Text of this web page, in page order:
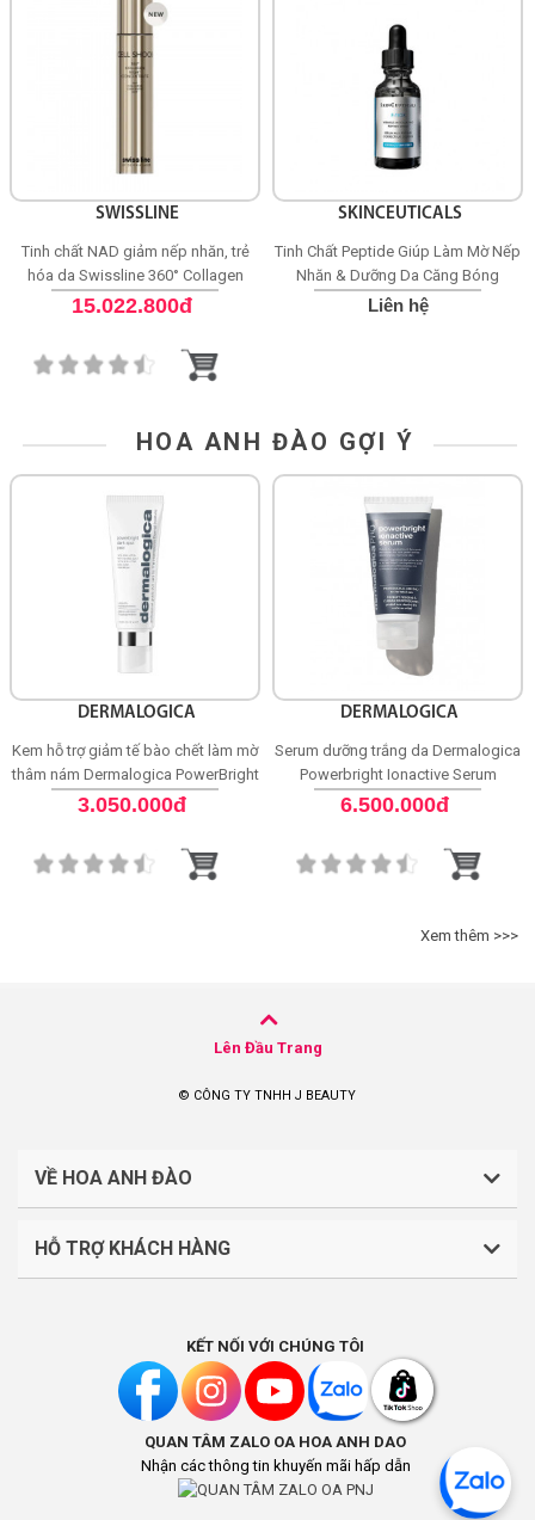
SWISSLINE
Tinh chất NAD giảm nếp nhăn, trẻ
hóa da Swissline 360° Collagen
Night Concentrate
15.022.800đ
SKINCEUTICALS
Tinh Chất Peptide Giúp Làm Mờ Nếp
Nhăn & Dưỡng Da Căng Bóng
SkinCeuticals P-TIOX
Liên hệ
HOA ANH ĐÀO GỢI Ý
DERMALOGICA
Kem hỗ trợ giảm tế bào chết làm mờ
thâm nám Dermalogica PowerBright
Dark Spot Peel
3.050.000đ
DERMALOGICA
Serum dưỡng trắng da Dermalogica
Powerbright Ionactive Serum
6.500.000đ
Xem thêm >>>
Lên Đầu Trang
© CÔNG TY TNHH J BEAUTY
VỀ HOA ANH ĐÀO
CÔNG TY TNHH J BEAUTY
Liên hệ: (028).7303.9118
Địa điểm kinh doanh: Lầu 1, số 242-244 Hai Bà Trưng,
Phường Tân Định, Thành phố Hồ Chí Minh, Việt Nam
HỖ TRỢ KHÁCH HÀNG
Chính sách vận chuyển, giao nhận
Chính sách đổi trả và hoàn tiền
Chính sách bảo mật
Khách hàng thân thiết
KẾT NỐI VỚI CHÚNG TÔI
QUAN TÂM ZALO OA HOA ANH DAO
Nhận các thông tin khuyến mãi hấp dẫn